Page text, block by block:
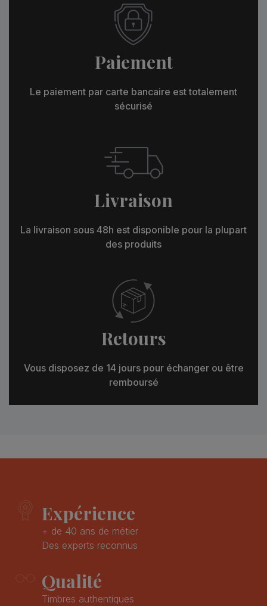
Paiement
Le paiement par carte bancaire est totalement
sécurisé
Livraison
La livraison sous 48h est disponible pour la plupart
des produits
Retours
Vous disposez de 14 jours pour échanger ou être
remboursé
Expérience
+ de 40 ans de métier
Des experts reconnus
Qualité
Timbres authentiques